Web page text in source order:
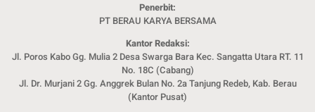
Penerbit:
PT BERAU KARYA BERSAMA
Kantor Redaksi:
Jl. Poros Kabo Gg. Mulia 2 Desa Swarga Bara Kec. Sangatta Utara RT. 11
No. 18C (Cabang)
Jl. Dr. Murjani 2 Gg. Anggrek Bulan No. 2a Tanjung Redeb, Kab. Berau
(Kantor Pusat)